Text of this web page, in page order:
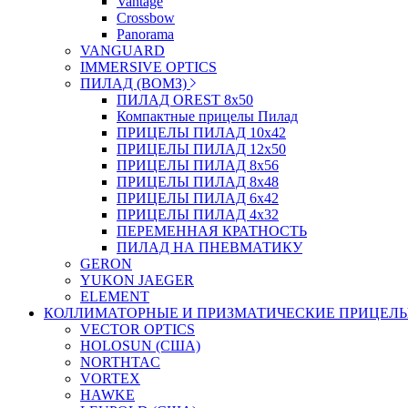
Crossbow
Panorama
VANGUARD
IMMERSIVE OPTICS
ПИЛАД (ВОМЗ)
ПИЛАД OREST 8х50
Компактные прицелы Пилад
ПРИЦЕЛЫ ПИЛАД 10х42
ПРИЦЕЛЫ ПИЛАД 12х50
ПРИЦЕЛЫ ПИЛАД 8х56
ПРИЦЕЛЫ ПИЛАД 8х48
ПРИЦЕЛЫ ПИЛАД 6х42
ПРИЦЕЛЫ ПИЛАД 4х32
ПЕРЕМЕННАЯ КРАТНОСТЬ
ПИЛАД НА ПНЕВМАТИКУ
GERON
YUKON JAEGER
ELEMENT
КОЛЛИМАТОРНЫЕ И ПРИЗМАТИЧЕСКИЕ
VECTOR OPTICS
HOLOSUN (США)
NORTHTAC
VORTEX
HAWKE